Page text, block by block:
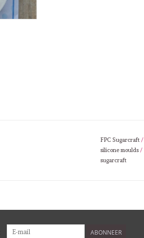
FPC Sugarcraft /
silicone moulds /
sugarcraft
ABONNEER